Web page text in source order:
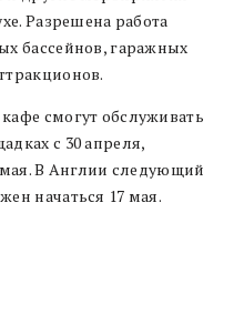
Разрешена работа
бассейнов, гаражных
смогут обслуживать
с 30 апреля,
В Англии следующий
начаться 17 мая.